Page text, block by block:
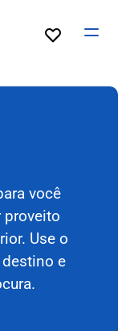
Open
você
proveito
Use o
e